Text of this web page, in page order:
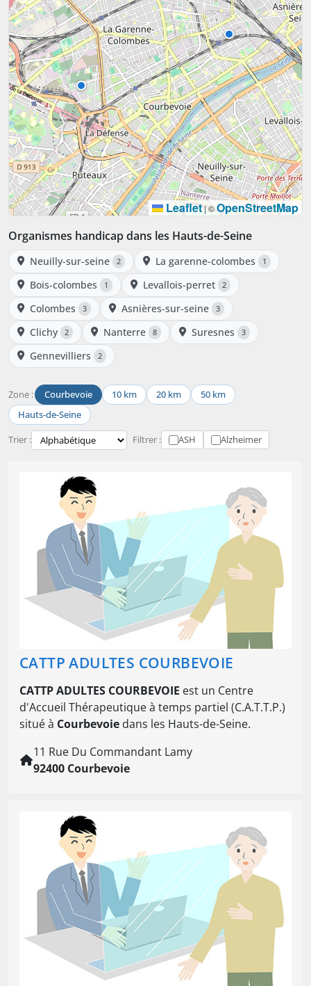
Leaflet|©OpenStreetMap
Organismes handicap dans les Hauts-de-Seine
Neuilly-sur-seine 2 La garenne-colombes 1
Bois-colombes 1 Levallois-perret 2
Colombes 3 Asnières-sur-seine 3
Clichy 2 Nanterre 8 Suresnes 3
Gennevilliers 2
Zone : Courbevoie 10 km 20 km
50 km
Hauts-de-Seine
Trier : Filtrer : ASH Alzheimer
CATTP ADULTES COURBEVOIE
CATTP ADULTES COURBEVOIE est un Centre
d'Accueil Thérapeutique à temps partiel (C.A.T.T.P.)
situé à Courbevoie dans les Hauts-de-Seine.
11 Rue Du Commandant Lamy
92400 Courbevoie